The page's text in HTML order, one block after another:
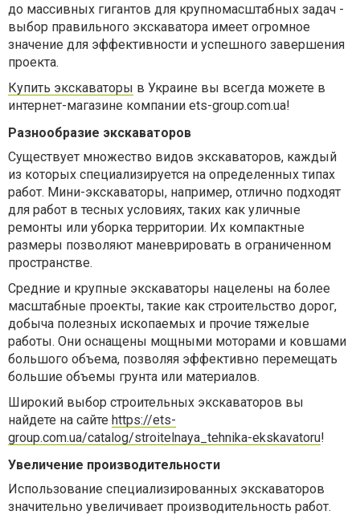
до массивных гигантов для крупномасштабных задач -
выбор правильного экскаватора имеет огромное
значение для эффективности и успешного завершения
проекта.
Купить экскаваторы в Украине вы всегда можете в
интернет-магазине компании ets-group.com.ua!
Разнообразие экскаваторов
Существует множество видов экскаваторов, каждый
из которых специализируется на определенных типах
работ. Мини-экскаваторы, например, отлично подходят
для работ в тесных условиях, таких как уличные
ремонты или уборка территории. Их компактные
размеры позволяют маневрировать в ограниченном
пространстве.
Средние и крупные экскаваторы нацелены на более
масштабные проекты, такие как строительство дорог,
добыча полезных ископаемых и прочие тяжелые
работы. Они оснащены мощными моторами и ковшами
большого объема, позволяя эффективно перемещать
большие объемы грунта или материалов.
Широкий выбор строительных экскаваторов вы
найдете на сайте https://ets-
group.com.ua/catalog/stroitelnaya_tehnika-ekskavatoru!
Увеличение производительности
Использование специализированных экскаваторов
значительно увеличивает производительность работ.